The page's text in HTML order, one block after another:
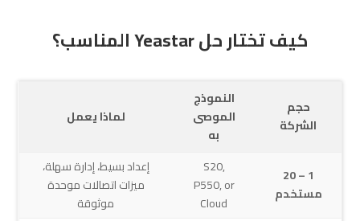
كيف تختار حل Yeastar المناسب؟
حجم
الشركة
النموذج
الموصى
به
لماذا يعمل
1 – 20
مستخدم
S20,
P550, or
Cloud
إعداد بسيط، إدارة سهلة،
ميزات اتصالات موحدة
موثوقة